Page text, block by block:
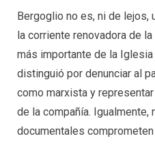
Bergoglio no es, ni de lejos,
la corriente renovadora de
más importante de la
distinguió por denunciar al
como marxista y
de la compañía.
documentales